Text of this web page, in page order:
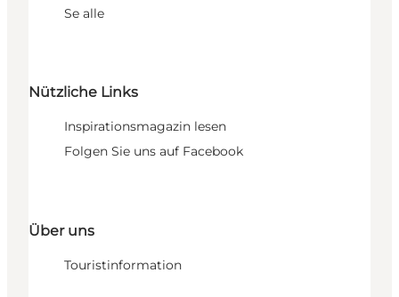
Se alle
Nützliche Links
Inspirationsmagazin lesen
Folgen Sie uns auf Facebook
Über uns
Touristinformation